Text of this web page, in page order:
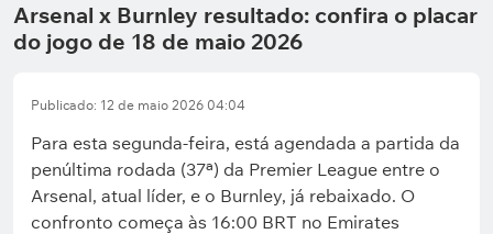
Arsenal x Burnley resultado: confira o placar
do jogo de 18 de maio 2026
Publicado: 12 de maio 2026 04:04
Para esta segunda-feira, está agendada a partida da
penúltima rodada (37ª) da Premier League entre o
Arsenal, atual líder, e o Burnley, já rebaixado. O
confronto começa às 16:00 BRT no Emirates